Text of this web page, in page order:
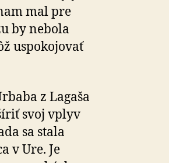
mal pre
by nebola
uspokojovať
z Lagaša
svoj vplyv
sa stala
v Ure. Je